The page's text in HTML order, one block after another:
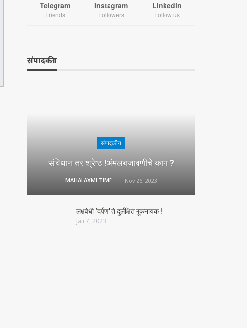
Telegram
Friends
Instagram
Followers
Linkedin
Follow us
संपादकीय
संपादकीय
संविधान तर श्रेष्ठ !अंमलबजावणीचे काय ?
MAHALAXMI TIMES Nov 26, 2023
लक्षवेधी ‘दर्पण’ ते दुर्लक्षित मूकनायक !
Jan 7, 2023